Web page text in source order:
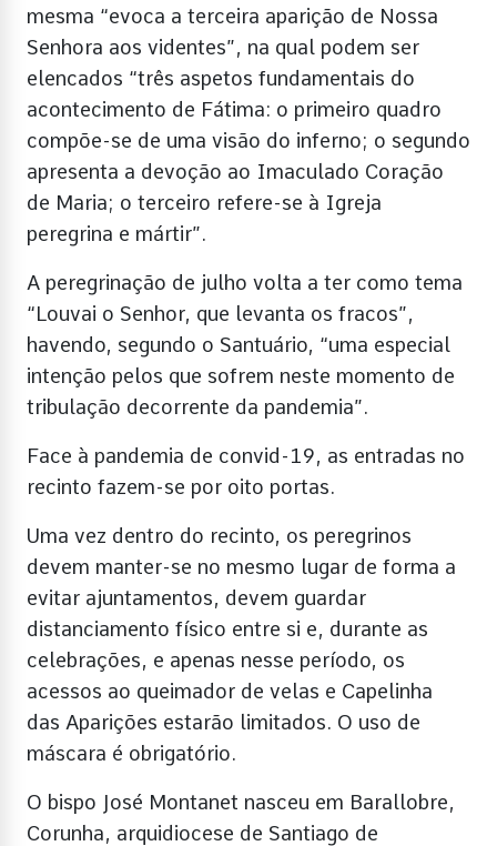
mesma “evoca a terceira aparição de Nossa
Senhora aos videntes”, na qual podem ser
elencados “três aspetos fundamentais do
acontecimento de Fátima: o primeiro quadro
compõe-se de uma visão do inferno; o segundo
apresenta a devoção ao Imaculado Coração
de Maria; o terceiro refere-se à Igreja
peregrina e mártir”.
A peregrinação de julho volta a ter como tema
“Louvai o Senhor, que levanta os fracos”,
havendo, segundo o Santuário, “uma especial
intenção pelos que sofrem neste momento de
tribulação decorrente da pandemia”.
Face à pandemia de convid-19, as entradas no
recinto fazem-se por oito portas.
Uma vez dentro do recinto, os peregrinos
devem manter-se no mesmo lugar de forma a
evitar ajuntamentos, devem guardar
distanciamento físico entre si e, durante as
celebrações, e apenas nesse período, os
acessos ao queimador de velas e Capelinha
das Aparições estarão limitados. O uso de
máscara é obrigatório.
O bispo José Montanet nasceu em Barallobre,
Corunha, arquidiocese de Santiago de